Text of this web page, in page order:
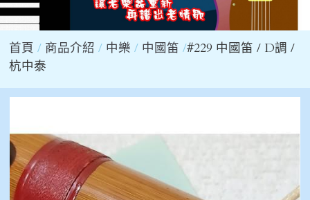
首頁 商品介紹 中樂 中國笛 #229 中國笛 / D調 /
杭中泰